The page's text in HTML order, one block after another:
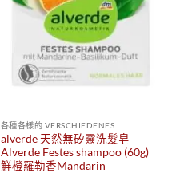
各種各樣的 VERSCHIEDENES
alverde 天然無矽靈洗髮皂
Alverde Festes shampoo (60g)
鮮橙羅勒香Mandarin